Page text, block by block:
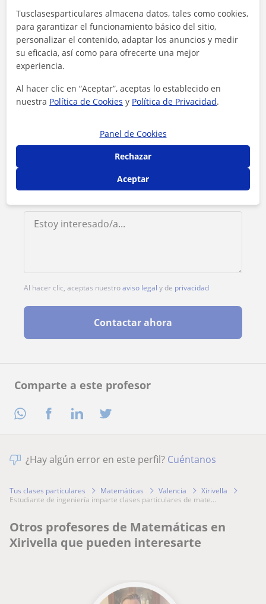
Comparte a este profesor
Contacta con Andrés Fabián
Tarifa
1ª clase gratis
Al hacer clic, aceptas nuestroaviso legal y de privacidad
Contactar ahora
¿Hay algún error en este perfil? Cuéntanos
Tus clases particulares Matemáticas Valencia
Xirivella
estudiante de ingeniería imparte clases particulares de mate...
Otros profesores de Matemáticas en
Xirivella que pueden interesarte
Tusclasesparticulares almacena datos, tales como cookies,
para garantizar el funcionamiento básico del sitio,
personalizar el contenido, adaptar los anuncios y medir
su eficacia, así como para ofrecerte una mejor
experiencia.
Al hacer clic en “Aceptar”, aceptas lo establecido en
nuestra Política de Cookies y Política de Privacidad.
Panel de Cookies
Rechazar
Aceptar